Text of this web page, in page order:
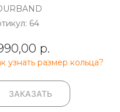
64
р.
узнать размер кольца?
ЗАКАЗАТЬ